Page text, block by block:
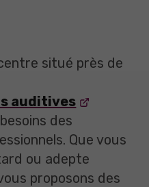
situé près de
auditives
des
Que vous
ou adepte
proposons des